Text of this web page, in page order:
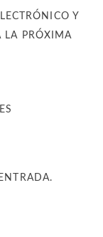
Y
LA PRÓXIMA